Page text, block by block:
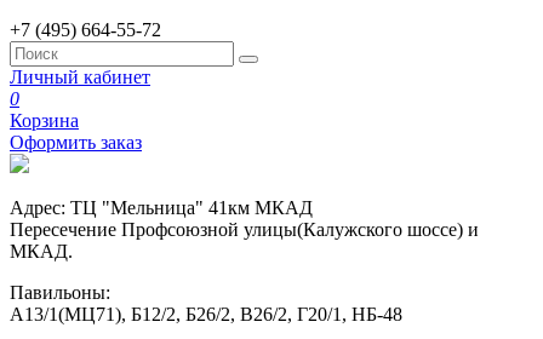
+7 (495) 664-55-72
Личный кабинет
0
Корзина
Оформить заказ
Адрес: ТЦ "Мельница" 41км МКАД
Пересечение Профсоюзной улицы(Калужского шоссе) и
МКАД.
Павильоны:
А13/1(МЦ71), Б12/2, Б26/2, В26/2, Г20/1, НБ-48